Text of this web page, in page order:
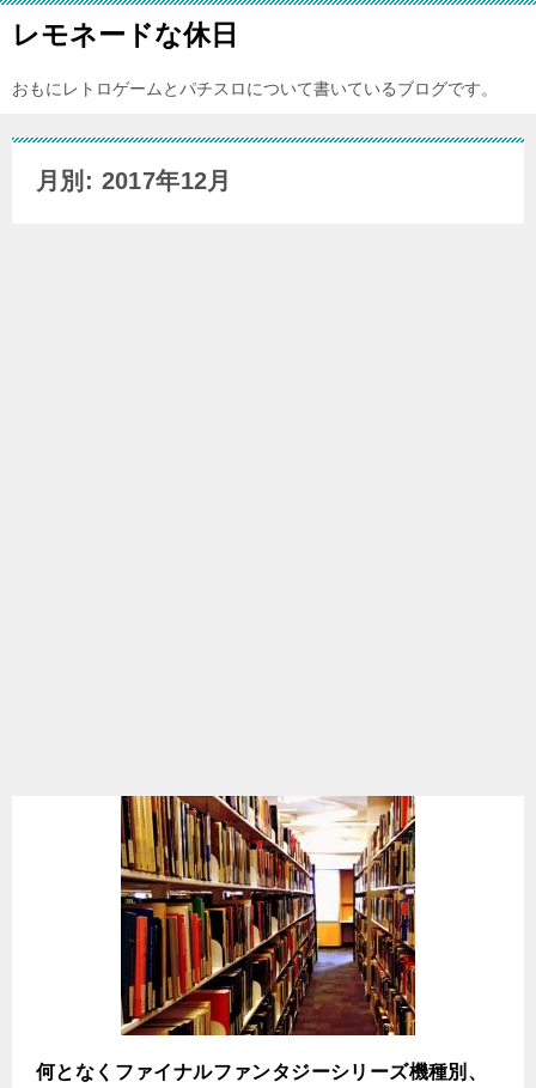
レモネードな休日
おもにレトロゲームとパチスロについて書いているブログです。
月別: 2017年12月
何となくファイナルファンタジーシリーズ機種別、